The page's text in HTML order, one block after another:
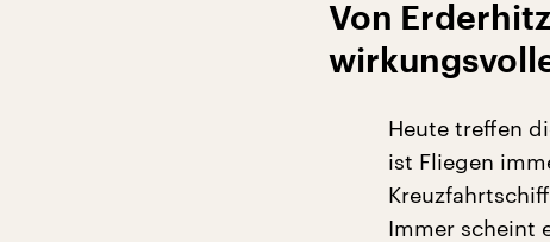
Von
Heute treffen
ist Fliegen
Immer scheint